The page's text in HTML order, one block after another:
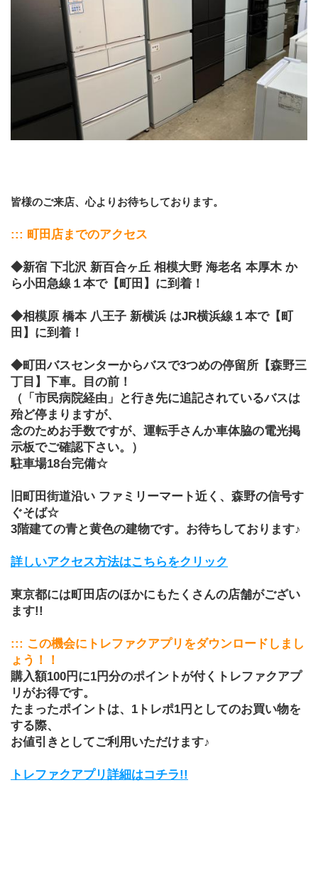
皆様のご来店、心よりお待ちしております。
﻿::: 町田店までのアクセス
◆新宿 下北沢 新百合ヶ丘 相模大野 海老名 本厚木 か
ら小田急線１本で【町田】に到着！
◆相模原 橋本 八王子 新横浜 はJR横浜線１本で【町
田】に到着！
◆町田バスセンターからバスで3つめの停留所【森野三
丁目】下車。目の前！
（「市民病院経由」と行き先に追記されているバスは
殆ど停まりますが、
念のためお手数ですが、運転手さんか車体脇の電光掲
示板でご確認下さい。）
駐車場18台完備☆
旧町田街道沿い ファミリーマート近く、森野の信号す
ぐそば☆
3階建ての青と黄色の建物です。お待ちしております♪
詳しいアクセス方法はこちらをクリック
東京都には町田店のほかにもたくさんの店舗がござい
ます!!
::: この機会にトレファクアプリをダウンロードしまし
ょう！！
購入額100円に1円分のポイントが付くトレファクアプ
リがお得です。
たまったポイントは、1トレポ1円としてのお買い物を
する際、
お値引きとしてご利用いただけます♪
トレファクアプリ詳細はコチラ!!